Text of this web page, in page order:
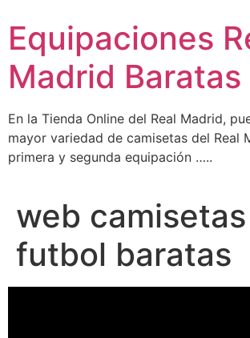
contenido
Equipaciones
Madrid Baratas
En la Tienda Online del Real Madrid,
mayor variedad de camisetas del Real
primera y segunda equipación …..
web camisetas
futbol baratas